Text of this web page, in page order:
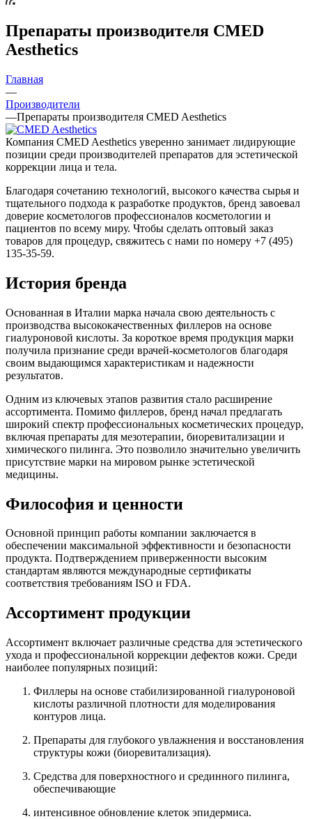
Препараты производителя CMED
Aesthetics
Главная
—
Производители
—Препараты производителя CMED Aesthetics
Компания CMED Aesthetics уверенно занимает лидирующие
позиции среди производителей препаратов для эстетической
коррекции лица и тела.
Благодаря сочетанию технологий, высокого качества сырья и
тщательного подхода к разработке продуктов, бренд завоевал
доверие косметологов профессионалов косметологии и
пациентов по всему миру. Чтобы сделать оптовый заказ
товаров для процедур, свяжитесь с нами по номеру +7 (495)
135-35-59.
История бренда
Основанная в Италии марка начала свою деятельность с
производства высококачественных филлеров на основе
гиалуроновой кислоты. За короткое время продукция марки
получила признание среди врачей-косметологов благодаря
своим выдающимся характеристикам и надежности
результатов.
Одним из ключевых этапов развития стало расширение
ассортимента. Помимо филлеров, бренд начал предлагать
широкий спектр профессиональных косметических процедур,
включая препараты для мезотерапии, биоревитализации и
химического пилинга. Это позволило значительно увеличить
присутствие марки на мировом рынке эстетической
медицины.
Философия и ценности
Основной принцип работы компании заключается в
обеспечении максимальной эффективности и безопасности
продукта. Подтверждением приверженности высоким
стандартам являются международные сертификаты
соответствия требованиям ISO и FDA.
Ассортимент продукции
Ассортимент включает различные средства для эстетического
ухода и профессиональной коррекции дефектов кожи. Среди
наиболее популярных позиций:
Филлеры на основе стабилизированной гиалуроновой
кислоты различной плотности для моделирования
контуров лица.
Препараты для глубокого увлажнения и восстановления
структуры кожи (биоревитализация).
Средства для поверхностного и срединного пилинга,
обеспечивающие
интенсивное обновление клеток эпидермиса.